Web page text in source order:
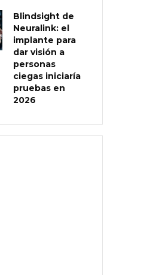
Blindsight de
Neuralink: el
implante para
dar visión a
personas
ciegas iniciaría
pruebas en
2026